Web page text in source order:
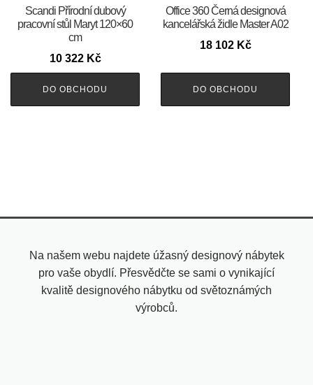
Scandi Přírodní dubový
pracovní stůl Maryt 120×60
cm
10 322 Kč
DO OBCHODU
Office 360 Černá designová
kancelářská židle Master A02
18 102 Kč
DO OBCHODU
Na našem webu najdete úžasný designový nábytek
pro vaše obydlí. Přesvědčte se sami o vynikající
kvalitě designového nábytku od světoznámých
výrobců.